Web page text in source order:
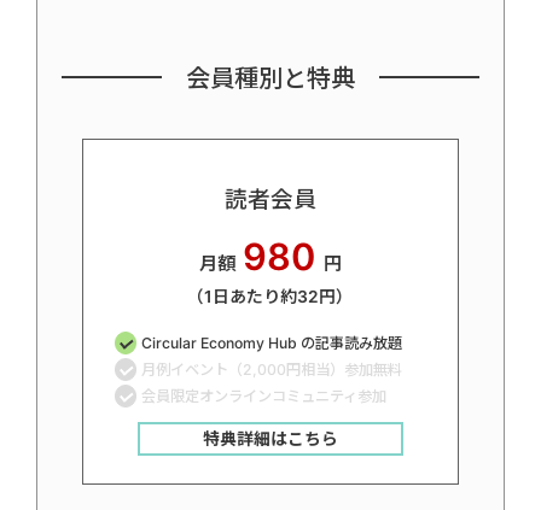
会員種別と特典
読者会員
月額 980 円
（1日あたり約32円）
Circular Economy Hub の記事読み放題
月例イベント（2,000円相当）参加無料
会員限定オンラインコミュニティ参加
特典詳細はこちら